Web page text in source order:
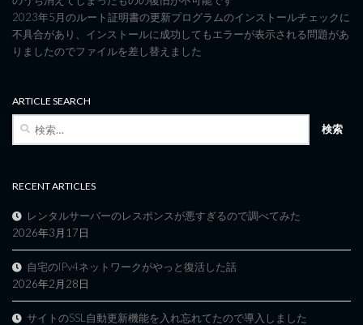
2023年5月のルート証明書の更新プログラムのインストールチェックに
不具合があり、インストールに成功してもエラーが表示される問題があ
りましたのでファイルを差し替えました
ARTICLE SEARCH
RECENT ARTICLES
レンタルサーバーのレスポンスが悪すぎるので調べてみた
2026年3月17日
自宅のIPv4ネットワークがやっと復活した話
2026年2月28日
サイトのSSL自動更新機能を入れ忘れてたので導入しました